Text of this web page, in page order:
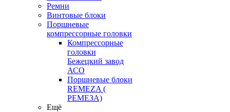
Ремни
Винтовые блоки
Поршневые
компрессорные головки
Компрессорные
головки
Бежецкий завод
АСО
Поршневые блоки
REMEZA (
РЕМЕЗА)
Ещё